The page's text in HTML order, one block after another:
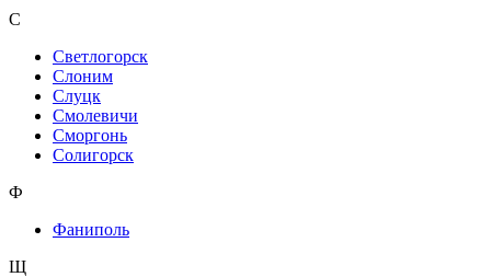
С
Светлогорск
Слоним
Слуцк
Смолевичи
Сморгонь
Солигорск
Ф
Фаниполь
Щ